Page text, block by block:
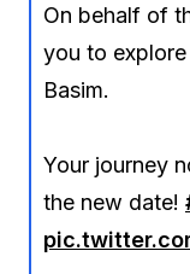
On behalf of
you to
Basim.
Your journey
the new date!